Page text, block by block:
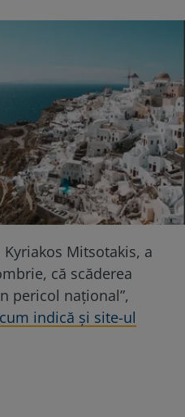
Mitsotakis, a
că scăderea
pericol naţional”,
indică și site-ul